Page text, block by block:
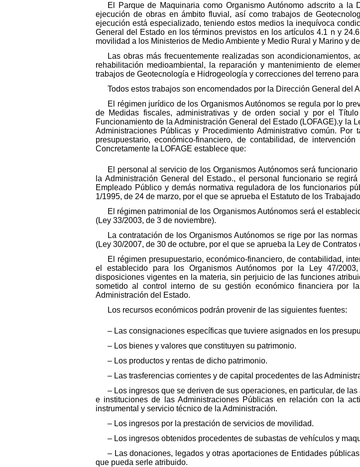
El Parque de Maquinaria como Organismo Autónomo adscrito a
ejecución de obras en ámbito fluvial, así como trabajos de
ejecución está especializado, teniendo estos medios la inequívoca
General del Estado en los términos previstos en los artículos 4.1 n y
movilidad a los Ministerios de Medio Ambiente y Medio Rural y Marino y
Las obras más frecuentemente realizadas son
rehabilitación medioambiental, la reparación y mantenimiento de
trabajos de Geotecnología e Hidrogeología y correcciones del terreno
Todos estos trabajos son encomendados por la Dirección General del
El régimen jurídico de los Organismos Autónomos se regula por lo
de Medidas fiscales, administrativas y de orden social y por el
Funcionamiento de la Administración General del Estado (LOFAGE).y la
Administraciones Públicas y Procedimiento Administrativo común.
presupuestario, económico-financiero, de contabilidad, de
Concretamente la LOFAGE establece que:
El personal al servicio de los Organismos Autónomos será
la Administración General del Estado., el personal funcionario se
Empleado Público y demás normativa reguladora de los funcionarios
1/1995, de 24 de marzo, por el que se aprueba el Estatuto de los
El régimen patrimonial de los Organismos Autónomos será el
(Ley 33/2003, de 3 de noviembre).
La contratación de los Organismos Autónomos se rige por las
(Ley 30/2007, de 30 de octubre, por el que se aprueba la Ley de
El régimen presupuestario, económico-financiero, de contabilidad,
el establecido para los Organismos Autónomos por la Ley 47/
disposiciones vigentes en la materia, sin perjuicio de las funciones
sometido al control interno de su gestión económico financiera por
Administración del Estado.
Los recursos económicos podrán provenir de las siguientes fuentes:
– Las consignaciones específicas que tuviere asignados en los
– Los bienes y valores que constituyen su patrimonio.
– Los productos y rentas de dicho patrimonio.
– Las trasferencias corrientes y de capital procedentes de las
– Los ingresos que se deriven de sus operaciones, en particular, de
e instituciones de las Administraciones Públicas en relación con la
instrumental y servicio técnico de la Administración.
– Los ingresos por la prestación de servicios de movilidad.
– Los ingresos obtenidos procedentes de subastas de vehículos y
– Las donaciones, legados y otras aportaciones de Entidades
que pueda serle atribuido.